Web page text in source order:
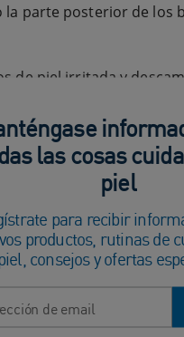
parte posterior de los
de piel irritada y
visualmente la
atópicas pueden
las cosas
piel
para recibir
productos, rutinas de
consejos y ofertas